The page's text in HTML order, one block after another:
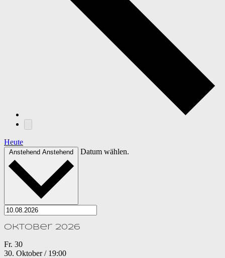
Heute
Anstehend Anstehend Datum wählen.
Oktober 2026
Fr. 30
30. Oktober / 19:00